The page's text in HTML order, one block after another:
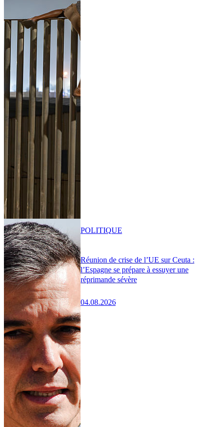
Réunion de crise de l’UE sur Ceuta :
l’Espagne se prépare à essuyer une
réprimande sévère
04.08.2026
POLITIQUE